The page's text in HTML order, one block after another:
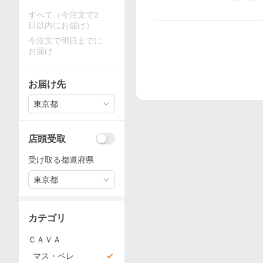
すべて（今注文で2
日以内にお届け）
今注文で明日までに
お届け
お届け先
東京都
店頭受取
受け取る都道府県
東京都
カテゴリ
ＣＡＶＡ
マス・ペレ